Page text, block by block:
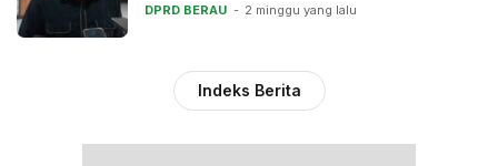
DPRD BERAU 2 minggu yang lalu
Indeks Berita